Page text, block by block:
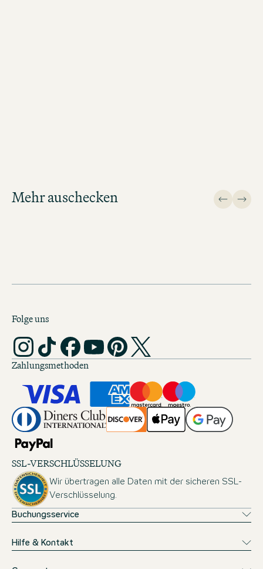
Mehr auschecken
Folge uns
Zahlungsmethoden
SSL-VERSCHLÜSSELUNG
Wir übertragen alle Daten mit der sicheren SSL-
Verschlüsselung.
Buchungsservice
Hilfe & Kontakt